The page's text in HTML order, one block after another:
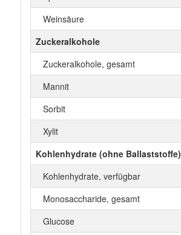
Weinsäure
Zuckeralkohole
Zuckeralkohole, gesamt
Mannit
Sorbit
Xylit
Kohlenhydrate (ohne Ballaststoffe)
Kohlenhydrate, verfügbar
Monosaccharide, gesamt
Glucose